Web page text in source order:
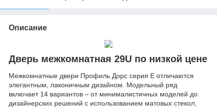
Описание
Дверь межкомнатная 29U по низкой цене
Межкомнатные двери Профиль Дорс серия Е отличаются
элегантным, лаконичным дизайном. Модельный ряд
включает 14 вариантов – от минималистичных моделей до
дизайнерских решений с использованием матовых стекол,